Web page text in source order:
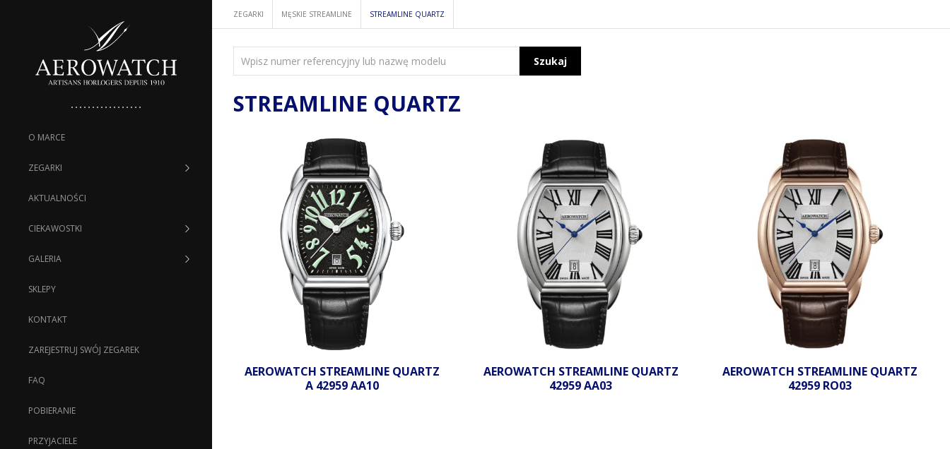
O MARCE
ZEGARKI
AKTUALNOŚCI
CIEKAWOSTKI
GALERIA
SKLEPY
KONTAKT
ZAREJESTRUJ SWÓJ ZEGAREK
FAQ
POBIERANIE
PRZYJACIELE
ZEGARKI MĘSKIE STREAMLINE STREAMLINE QUARTZ
Szukaj
STREAMLINE QUARTZ
AEROWATCH STREAMLINE QUARTZ
A 42959 AA10
AEROWATCH STREAMLINE QUARTZ
42959 AA03
AEROWATCH STREAMLINE QUARTZ
42959 RO03